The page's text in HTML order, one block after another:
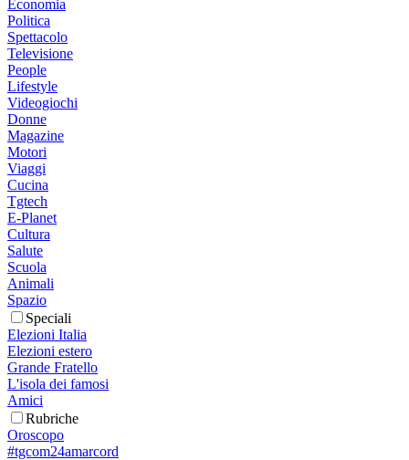
Economia
Politica
Spettacolo
Televisione
People
Lifestyle
Videogiochi
Donne
Magazine
Motori
Viaggi
Cucina
Tgtech
E-Planet
Cultura
Salute
Scuola
Animali
Spazio
Speciali
Elezioni Italia
Elezioni estero
Grande Fratello
L'isola dei famosi
Amici
Rubriche
Oroscopo
#tgcom24amarcord